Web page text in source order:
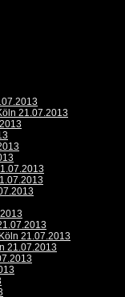
21.07.2013
21.07.2013
21.07.2013